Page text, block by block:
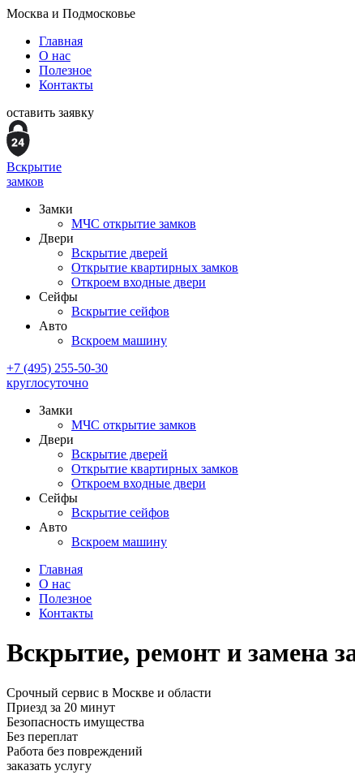
Москва и Подмосковье
Главная
О нас
Полезное
Контакты
оставить заявку
Вскрытие
замков
Замки
МЧС открытие замков
Двери
Вскрытие дверей
Открытие квартирных замков
Откроем входные двери
Сейфы
Вскрытие сейфов
Авто
Вскроем машину
+7 (495) 255-50-30
круглосуточно
Замки
МЧС открытие замков
Двери
Вскрытие дверей
Открытие квартирных замков
Откроем входные двери
Сейфы
Вскрытие сейфов
Авто
Вскроем машину
Главная
О нас
Полезное
Контакты
Вскрытие, ремонт и замена
Срочный сервис в Москве и области
Приезд за 20 минут
Безопасность имущества
Без переплат
Работа без повреждений
заказать услугу